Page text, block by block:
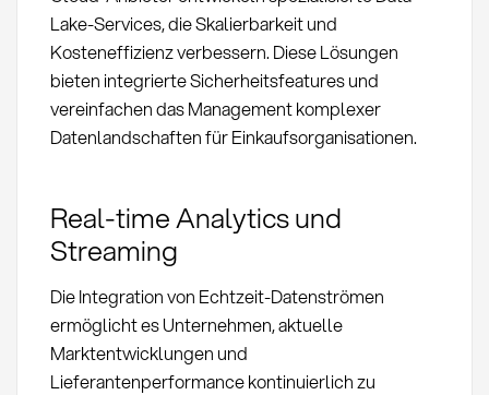
Lake-Services, die Skalierbarkeit und
Kosteneffizienz verbessern. Diese Lösungen
bieten integrierte Sicherheitsfeatures und
vereinfachen das Management komplexer
Datenlandschaften für Einkaufsorganisationen.
Real-time Analytics und
Streaming
Die Integration von Echtzeit-Datenströmen
ermöglicht es Unternehmen, aktuelle
Marktentwicklungen und
Lieferantenperformance kontinuierlich zu